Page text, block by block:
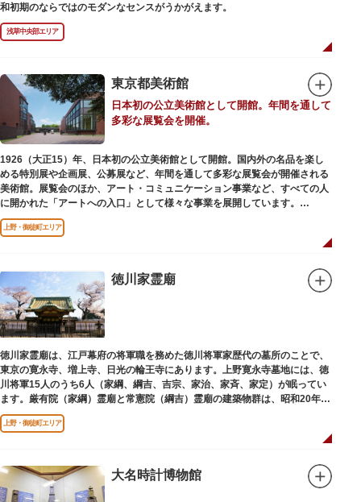
和初期のならではのモダンなセンスがうかがえます。
浅草中央部エリア
東京都美術館
日本初の公立美術館として開館。年間を通して
多彩な展覧会を開催。
1926（大正15）年、日本初の公立美術館として開館。国内外の名品を楽し
める特別展や企画展、公募展など、年間を通して多彩な展覧会が開催される
美術館。展覧会のほか、アート・コミュニケーション事業など、すべての人
に開かれた「アートへの入口」として様々な事業を展開しています。
レストランやミュージアムショップも充実。開放的なガラス張りのレストラ
ンからは、美術館のプロムナードや四季折々の公園の景色を眺めることがで
能です（観覧料は展覧会によって異なります。展覧会のスケジュールや観覧
料等の詳細は公式サイトをご確認ください）。
専門のスタッフに子供を預け、ゆっくりと展覧会鑑賞を楽しめる託児サービ
ス「パパママデー（事前予約制）」や、個室スペースのある授乳室、ミルク
用のお湯のサービスもあるのでファミリーにもおすすめです。
レンガ色のタイル張りの建物は、日本のモダニズム建築の巨匠・前川國男の
設計。
屋外には彫刻等の立体作品も展示されています。
上野・御徒町エリア
徳川家霊廟
徳川家霊廟は、江戸幕府の将軍職を務めた徳川将軍家歴代の墓所のことで、
東京の寛永寺、増上寺、日光の輪王寺にあります。上野寛永寺墓地には、徳
川将軍15人のうち6人（家綱、綱吉、吉宗、家治、家斉、家定）が眠ってい
ます。厳有院（家綱）霊廟と常憲院（綱吉）霊廟の建築物群は、昭和20年
（1945）の空襲で大部分を焼失しました。
上野・御徒町エリア
大名時計博物館